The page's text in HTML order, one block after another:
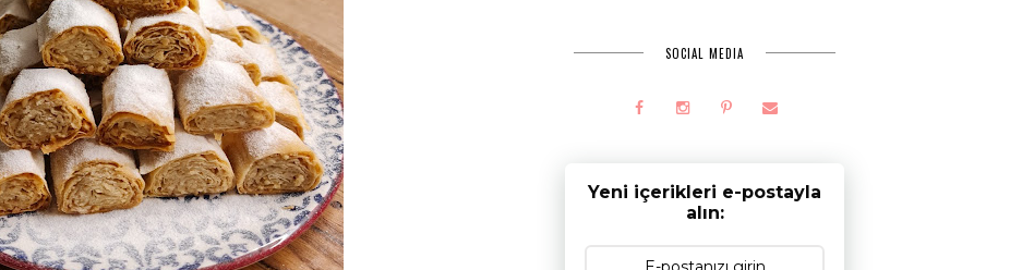
SOCIAL MEDIA
Yeni içerikleri e-postayla
alın: